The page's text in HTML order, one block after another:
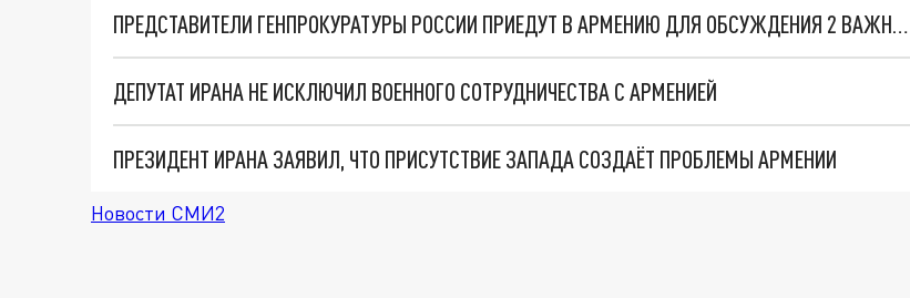
ПРЕДСТАВИТЕЛИ ГЕНПРОКУРАТУРЫ РОССИИ ПРИЕДУТ В АРМЕНИЮ ДЛЯ ОБСУЖДЕНИЯ 2 ВАЖНЫХ ВОПРОСОВ
ДЕПУТАТ ИРАНА НЕ ИСКЛЮЧИЛ ВОЕННОГО СОТРУДНИЧЕСТВА С АРМЕНИЕЙ
ПРЕЗИДЕНТ ИРАНА ЗАЯВИЛ, ЧТО ПРИСУТСТВИЕ ЗАПАДА СОЗДАЁТ ПРОБЛЕМЫ АРМЕНИИ
Новости СМИ2